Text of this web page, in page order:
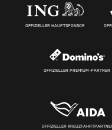
OFFIZIELLER HAUPTSPONSOR
OFFIZIELLER PREMIUM-PARTNER
OFFIZIELLER